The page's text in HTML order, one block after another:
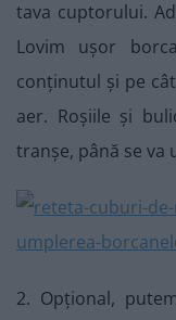
tava cuptorului.
Lovim ușor
conținutul și pe
aer. Roșiile și
tranșe, până se va
2. Opțional,